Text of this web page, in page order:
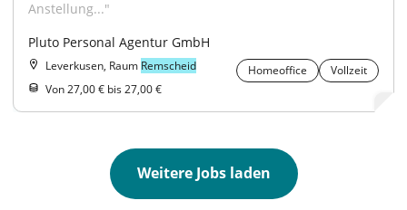
Anstellung..."
Pluto Personal Agentur GmbH
Leverkusen, Raum Remscheid Homeoffice
Vollzeit
Von 27,00 € bis 27,00 €
Weitere Jobs laden